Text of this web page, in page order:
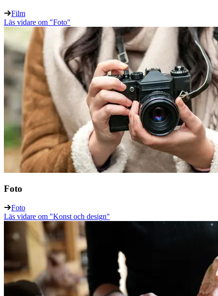
Film
Läs vidare om "Foto"
Foto
Foto
Läs vidare om "Konst och design"